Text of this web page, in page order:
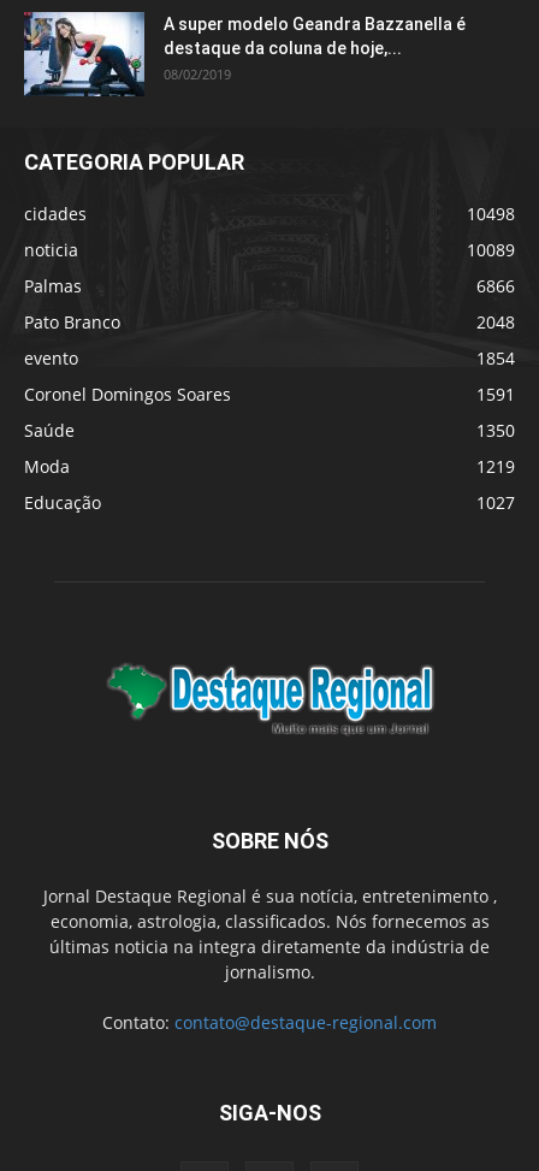
A super modelo Geandra Bazzanella é
destaque da coluna de hoje,...
08/02/2019
CATEGORIA POPULAR
cidades
10498
noticia
10089
Palmas
6866
Pato Branco
2048
evento
1854
Coronel Domingos Soares
1591
Saúde
1350
Moda
1219
Educação
1027
SOBRE NÓS
Jornal Destaque Regional é sua notícia, entretenimento ,
economia, astrologia, classificados. Nós fornecemos as
últimas noticia na integra diretamente da indústria de
jornalismo.
Contato: contato@destaque-regional.com
SIGA-NOS